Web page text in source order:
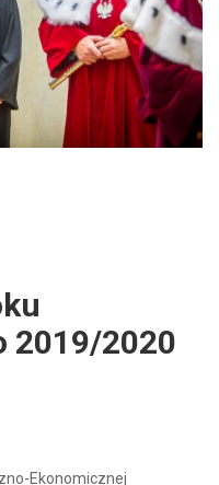
2019/2020
Ekonomicznej